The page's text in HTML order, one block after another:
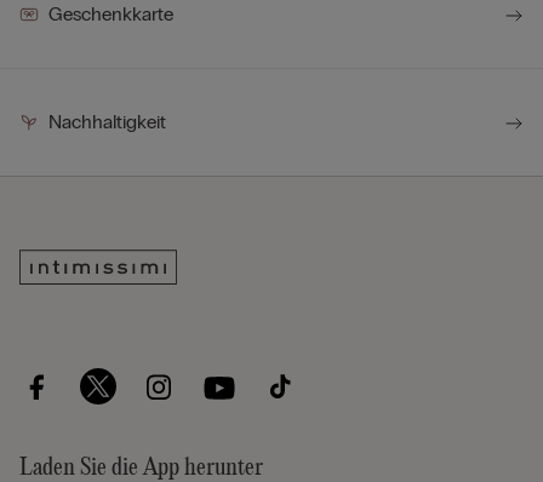
Geschenkkarte
Nachhaltigkeit
Laden Sie die App herunter